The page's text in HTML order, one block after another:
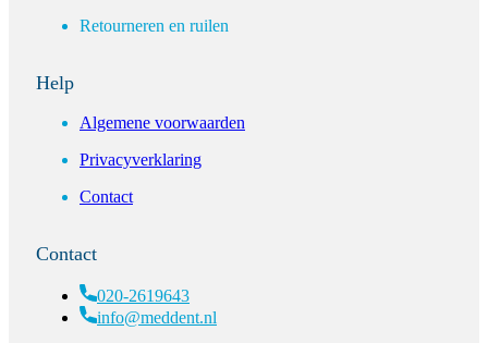
Retourneren en ruilen
Help
Algemene voorwaarden
Privacyverklaring
Contact
Contact
020-2619643
info@meddent.nl